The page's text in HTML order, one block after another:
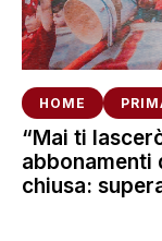
HOME
“Mai ti
abbonamenti
chiusa: